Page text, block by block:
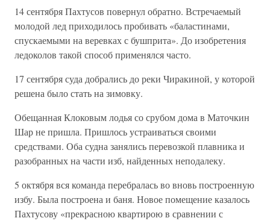
14 сентября Пахтусов повернул обратно. Встречаемый
молодой лед приходилось пробивать «баластинами,
спускаемыми на веревках с бушприта». До изобретения
ледоколов такой способ применялся часто.
17 сентября суда добрались до реки Чиракиной, у которой
решена было стать на зимовку.
Обещанная Клоковым лодья со срубом дома в Маточкин
Шар не пришла. Пришлось устраиваться своими
средствами. Оба судна занялись перевозкой плавника и
разобранных на части изб, найденных неподалеку.
5 октября вся команда перебралась во вновь построенную
избу. Была построена и баня. Новое помещение казалось
Пахтусову «прекрасною квартирою в сравнении с